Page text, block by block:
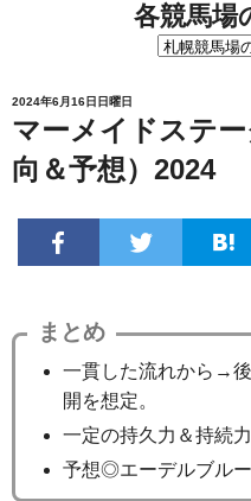
各競馬場
2024年6月16日日曜日
マーメイドステ
向＆予想）2024
まとめ
一貫した流れから→
開を想定。
一定の持久力＆持続
予想◎エーデルブル